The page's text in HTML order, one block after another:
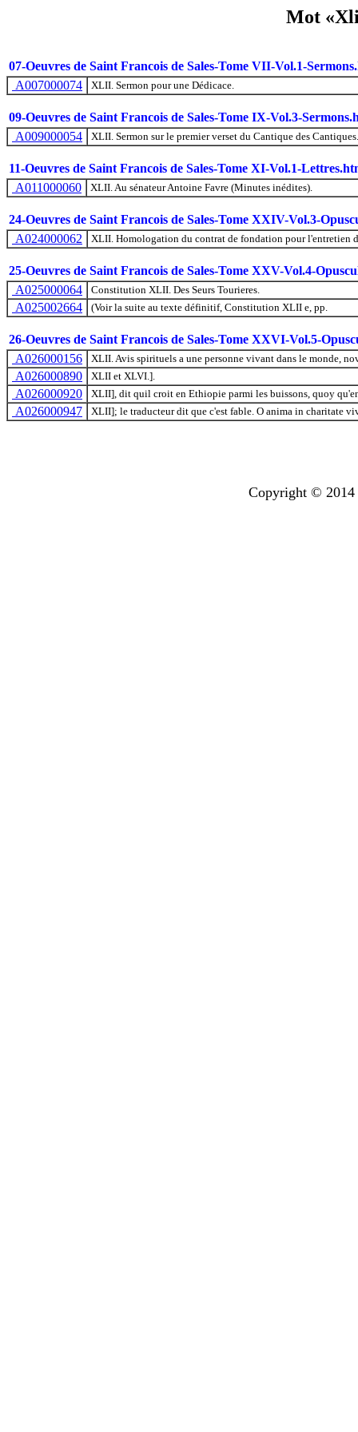
Mot
07-Oeuvres de Saint Francois de Sales-Tome VII-Vol.1-
A007000074
XLII. Sermon pour une Dédicace.
09-Oeuvres de Saint Francois de Sales-Tome IX-Vol.3-
A009000054
XLII. Sermon sur le premier verset du Cantique des Cantiques.
11-Oeuvres de Saint Francois de Sales-Tome XI-Vol.1-
A011000060
XLII. Au sénateur Antoine Favre (Minutes inédites).
24-Oeuvres de Saint Francois de Sales-Tome XXIV-Vol.3-
A024000062
XLII. Homologation du contrat de fondation pour l'entretien
25-Oeuvres de Saint Francois de Sales-Tome XXV-Vol.4-
A025000064
Constitution XLII. Des Seurs Tourieres.
A025002664 (Voir la suite au texte définitif, Constitution XLII e, pp.
26-Oeuvres de Saint Francois de Sales-Tome XXVI-Vol.5-
A026000156
XLII. Avis spirituels a une personne vivant dans le monde,
A026000890 XLII et XLVI.].
A026000920 XLII], dit quil croit en Ethiopie parmi les buissons, quoy
A026000947 XLII]; le traducteur dit que c'est fable. O anima in charitate
Copyright © 2014